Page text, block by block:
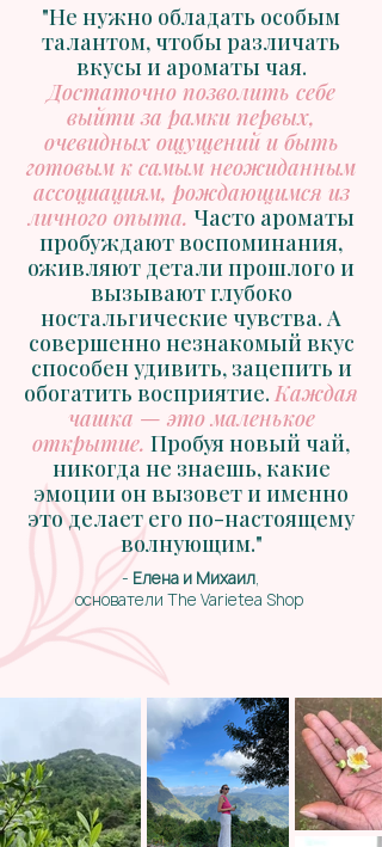
"Не нужно обладать особым
талантом, чтобы различать
вкусы и ароматы чая.
Достаточно позволить себе
выйти за рамки первых,
очевидных ощущений и быть
готовым к самым неожиданным
ассоциациям, рождающимся из
личного опыта. Часто ароматы
пробуждают воспоминания,
оживляют детали прошлого и
вызывают глубоко
ностальгические чувства. А
совершенно незнакомый вкус
способен удивить, зацепить и
обогатить восприятие. Каждая
чашка — это маленькое
открытие. Пробуя новый чай,
никогда не знаешь, какие
эмоции он вызовет и именно
это делает его по-настоящему
волнующим."
- Елена и Михаил
основатели The Varietea Shop